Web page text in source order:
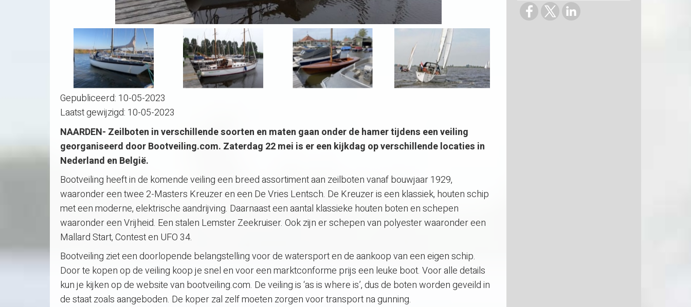
Gepubliceerd: 10-05-2023
Laatst gewijzigd: 10-05-2023
NAARDEN- Zeilboten in verschillende soorten en maten gaan onder de hamer tijdens een veiling
georganiseerd door Bootveiling.com. Zaterdag 22 mei is er een kijkdag op verschillende locaties in
Nederland en België.
Bootveiling heeft in de komende veiling een breed assortiment aan zeilboten vanaf bouwjaar 1929,
waaronder een twee 2-Masters Kreuzer en een De Vries Lentsch. De Kreuzer is een klassiek, houten schip
met een moderne, elektrische aandrijving. Daarnaast een aantal klassieke houten boten en schepen
waaronder een Vrijheid. Een stalen Lemster Zeekruiser. Ook zijn er schepen van polyester waaronder een
Mallard Start, Contest en UFO 34.
Bootveiling ziet een doorlopende belangstelling voor de watersport en de aankoop van een eigen schip.
Door te kopen op de veiling koop je snel en voor een marktconforme prijs een leuke boot. Voor alle details
kun je kijken op de website van bootveiling.com. De veiling is ‘as is where is’, dus de boten worden geveild in
de staat zoals aangeboden. De koper zal zelf moeten zorgen voor transport na gunning.